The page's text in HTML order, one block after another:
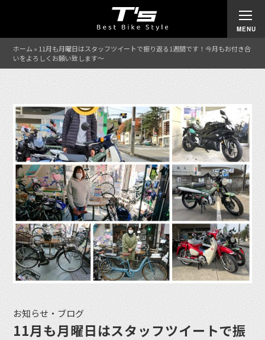
ホーム » 11月も月曜日はスタッフツイートで振り返る1週間です！今月もお付き合
いをよろしくお願い致します〜
お知らせ・ブログ
11月も月曜日はスタッフツイートで振